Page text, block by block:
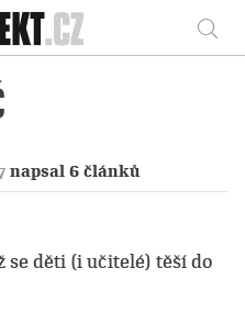
napsal 6 článků
děti (i učitelé) těší do